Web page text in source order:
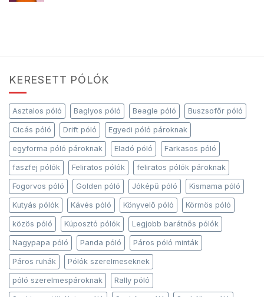
KERESETT PÓLÓK
Asztalos póló Baglyos póló Beagle póló Buszsofőr póló
Cicás póló Drift póló Egyedi póló pároknak
egyforma póló pároknak Eladó póló Farkasos póló
faszfej pólók Feliratos pólók feliratos pólók pároknak
Fogorvos póló Golden póló Jóképű póló Kismama póló
Kutyás pólók Kávés póló Könyvelő póló Körmös póló
közös póló Kúposztó pólók Legjobb barátnős pólók
Nagypapa póló Panda póló Páros póló minták
Páros ruhák Pólók szerelmeseknek
póló szerelmespároknak Rally póló